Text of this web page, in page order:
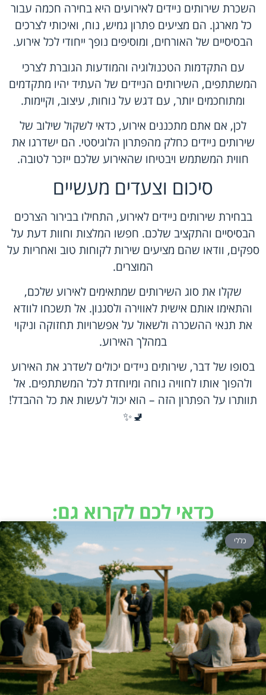
השכרת שירותים ניידים לאירועים היא בחירה חכמה עבור
כל מארגן. הם מציעים פתרון גמיש, נוח, ואיכותי לצרכים
הבסיסיים של האורחים, ומוסיפים נופך ייחודי לכל אירוע.
עם התקדמות הטכנולוגיה והמודעות הגוברת לצרכי
המשתתפים, השירותים הניידים של העתיד יהיו מתקדמים
ומתוחכמים יותר, עם דגש על נוחות, עיצוב, וקיימות.
לכן, אם אתם מתכננים אירוע, כדאי לשקול שילוב של
שירותים ניידים כחלק מהפתרון הלוגיסטי. הם ישדרגו את
חווית המשתמש ויבטיחו שהאירוע שלכם ייזכר לטובה.
סיכום וצעדים מעשיים
בבחירת שירותים ניידים לאירוע, התחילו בבירור הצרכים
הבסיסיים והתקציב שלכם. חפשו המלצות וחוות דעת על
ספקים, וודאו שהם מציעים שירות לקוחות טוב ואחריות על
המוצרים.
שקלו את סוג השירותים שמתאימים לאירוע שלכם,
והתאימו אותם אישית לאווירה ולסגנון. אל תשכחו לוודא
את תנאי ההשכרה ולשאול על אפשרויות תחזוקה וניקוי
במהלך האירוע.
בסופו של דבר, שירותים ניידים יכולים לשדרג את האירוע
ולהפוך אותו לחוויה נוחה ומיוחדת לכל המשתתפים. אל
תוותרו על הפתרון הזה – הוא יכול לעשות את כל ההבדל!
🚽✨
כדאי לכם לקרוא גם:
כללי